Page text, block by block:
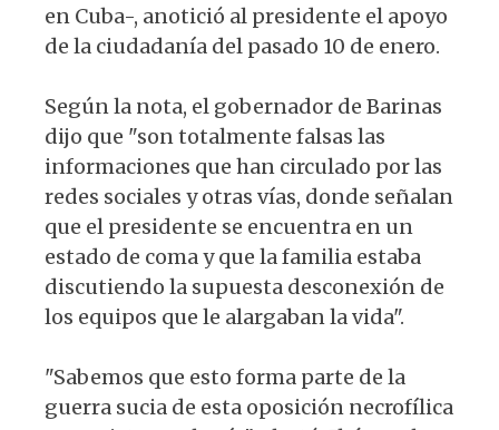
en Cuba-, anotició al presidente el apoyo
de la ciudadanía del pasado 10 de enero.
Según la nota, el gobernador de Barinas
dijo que "son totalmente falsas las
informaciones que han circulado por las
redes sociales y otras vías, donde señalan
que el presidente se encuentra en un
estado de coma y que la familia estaba
discutiendo la supuesta desconexión de
los equipos que le alargaban la vida".
"Sabemos que esto forma parte de la
guerra sucia de esta oposición necrofílica